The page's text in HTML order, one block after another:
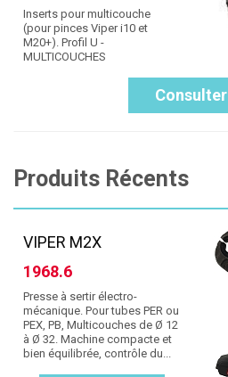
Inserts pour multicouche
(pour pinces Viper i10 et
M20+). Profil U -
MULTICOUCHES
Consulter
Produits Récents
VIPER M2X
1968.6
Presse à sertir électro-
mécanique. Pour tubes PER ou
PEX, PB, Multicouches de Ø 12
à Ø 32. Machine compacte et
bien équilibrée, contrôle du...